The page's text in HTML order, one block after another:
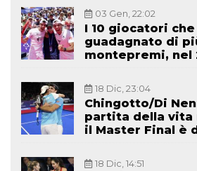
03 Gen, 22:02
I 10 giocatori che
guadagnato di
montepremi, nel
18 Dic, 23:04
Chingotto/Di
partita della vita
il Master Final è
18 Dic, 14:51